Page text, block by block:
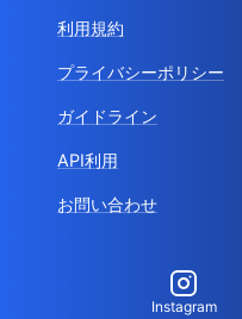
利用規約
プライバシーポリシー
ガイドライン
API利用
お問い合わせ
Instagram